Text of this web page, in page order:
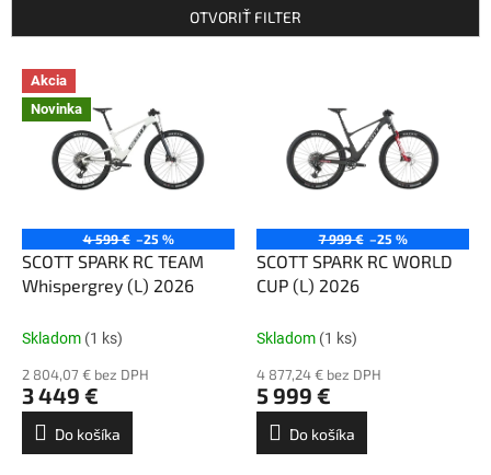
i
OTVORIŤ FILTER
V
p
Akcia
Novinka
4 599 € –25 %
SCOTT SPARK RC TEAM
Whispergrey (L) 2026
Skladom (1 ks)
2 804,07 € bez DPH
3 449 €
Do košíka
7 999 € –25 %
SCOTT SPARK RC WORLD
CUP (L) 2026
Skladom (1 ks)
4 877,24 € bez DPH
5 999 €
Do košíka